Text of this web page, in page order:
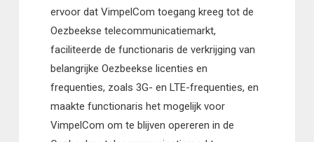
ervoor dat VimpelCom toegang kreeg tot de
Oezbeekse telecommunicatiemarkt,
faciliteerde de functionaris de verkrijging van
belangrijke Oezbeekse licenties en
frequenties, zoals 3G- en LTE-frequenties, en
maakte functionaris het mogelijk voor
VimpelCom om te blijven opereren in de